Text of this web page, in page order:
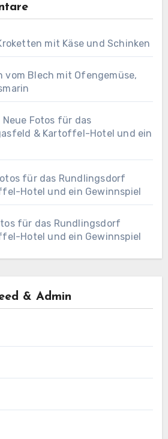
mit Käse und Schinken
vom Blech mit Ofengemüse,
Neue Fotos für das
& Kartoffel-Hotel und ein
für das Rundlingsdorf
Hotel und ein Gewinnspiel
für das Rundlingsdorf
Hotel und ein Gewinnspiel
& Admin